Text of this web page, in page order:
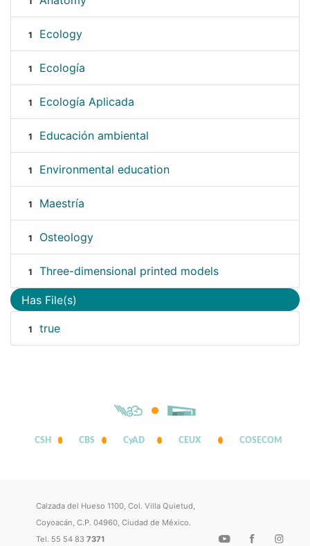
1 Ecology
1 Ecología
1 Ecología Aplicada
1 Educación ambiental
1 Environmental education
1 Maestría
1 Osteology
1 Three-dimensional printed models
Has File(s)
1 true
CSH CBS CyAD CEUX COSECOM
Calzada del Hueso 1100, Col. Villa Quietud,
Coyoacán, C.P. 04960, Ciudad de México.
Tel. 55 54 837371